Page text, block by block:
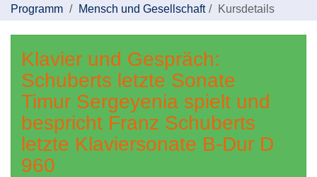
Programm
Mensch und Gesellschaft Kursdetails
Klavier und Gespräch:
Schuberts letzte Sonate
Timur Sergeyenia spielt und
bespricht Franz Schuberts
letzte Klaviersonate B-Dur D
960